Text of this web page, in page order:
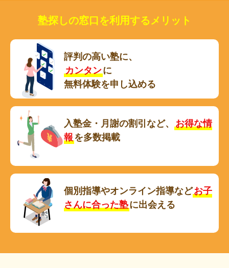
塾探しの窓口を利用するメリット
評判の高い塾に、
カンタンに
無料体験を申し込める
入塾金・月謝の割引など、
お得な情
報を多数掲載
個別指導やオンライン指導などお子
さんに合った塾に出会える